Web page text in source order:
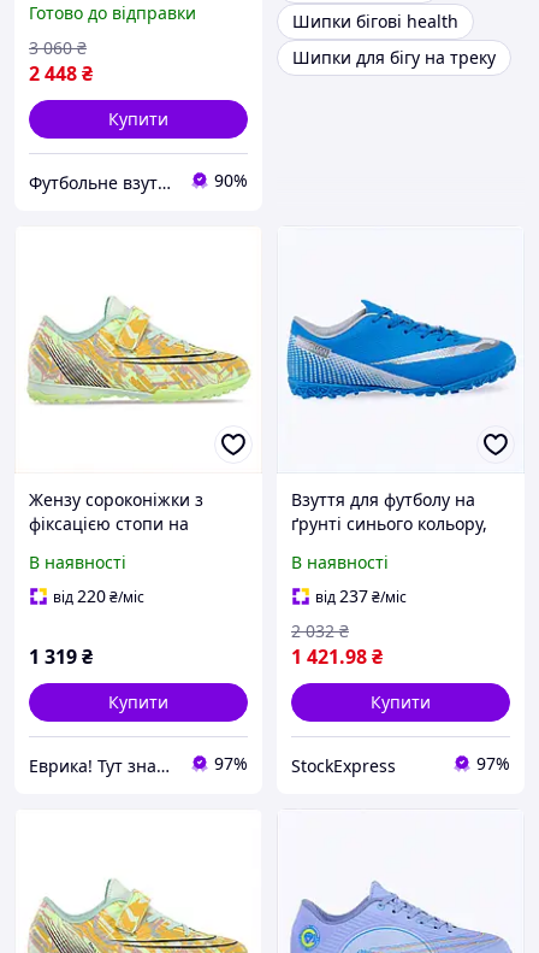
футбольні шипівки для
штучного газону для
Дітей
Готово до відправки
2 448₴
3 060 ₴
Купити
Футбольне взуття і аксесуари 90%
Шипки бігові health
Шипки для бігу на треку
Жензу сороконіжки з
фіксацією стопи на
В наявності
від220₴/міс
1 319₴
Купити
Еврика! Тут знайдеться все! 97%
Взуття для футболу на
ґрунті синього кольору,
В наявності
від237₴/міс
1 421.98₴
2 032 ₴
Купити
StockExpress 97%